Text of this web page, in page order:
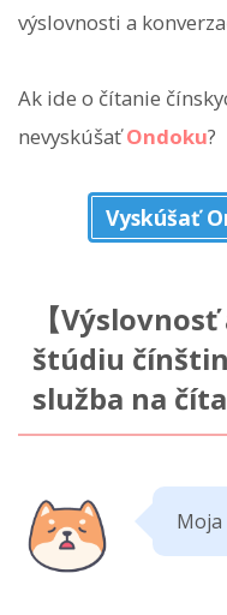
výslovnosti a
Ak ide o čítanie
nevyskúšaťOndoku?
Vyskúšať
【
štúdiu
služba na
Moja